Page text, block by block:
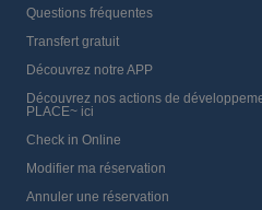
Questions fréquentes
Transfert gratuit
Découvrez notre APP
Découvrez nos actions de
PLACE~ ici
Check in Online
Modifier ma réservation
Annuler une réservation